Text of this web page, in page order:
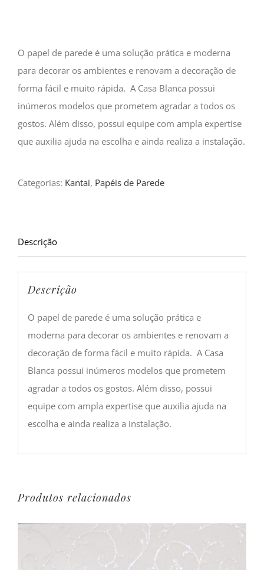
O papel de parede é uma solução prática e moderna
para decorar os ambientes e renovam a decoração de
forma fácil e muito rápida. A Casa Blanca possui
inúmeros modelos que prometem agradar a todos os
gostos. Além disso, possui equipe com ampla expertise
que auxilia ajuda na escolha e ainda realiza a instalação.
Categorias: Kantai, Papéis de Parede
Descrição
Descrição
O papel de parede é uma solução prática e
moderna para decorar os ambientes e renovam a
decoração de forma fácil e muito rápida. A Casa
Blanca possui inúmeros modelos que prometem
agradar a todos os gostos. Além disso, possui
equipe com ampla expertise que auxilia ajuda na
escolha e ainda realiza a instalação.
Produtos relacionados